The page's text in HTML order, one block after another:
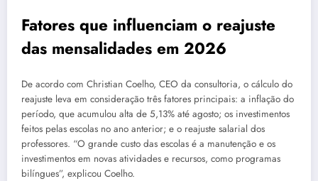
Fatores que influenciam o reajuste
das mensalidades em 2026
De acordo com Christian Coelho, CEO da consultoria, o cálculo do
reajuste leva em consideração três fatores principais: a inflação do
período, que acumulou alta de 5,13% até agosto; os investimentos
feitos pelas escolas no ano anterior; e o reajuste salarial dos
professores. “O grande custo das escolas é a manutenção e os
investimentos em novas atividades e recursos, como programas
bilíngues”, explicou Coelho.